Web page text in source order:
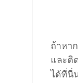
ถ้าหา
และติ
ได้ที่นี่